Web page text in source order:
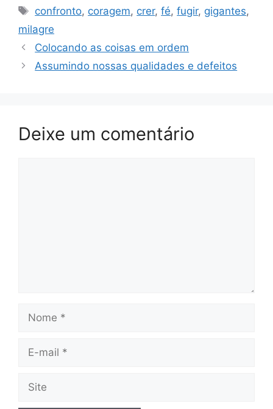
Tags
confronto, coragem, crer,fé,fugir, gigantes,
milagre
Colocando as coisas em ordem
Assumindo nossas qualidades e defeitos
Deixe um comentário
Nome
Site